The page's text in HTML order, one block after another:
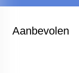
Aanbevolen